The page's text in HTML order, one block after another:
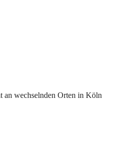
an wechselnden Orten in Köln